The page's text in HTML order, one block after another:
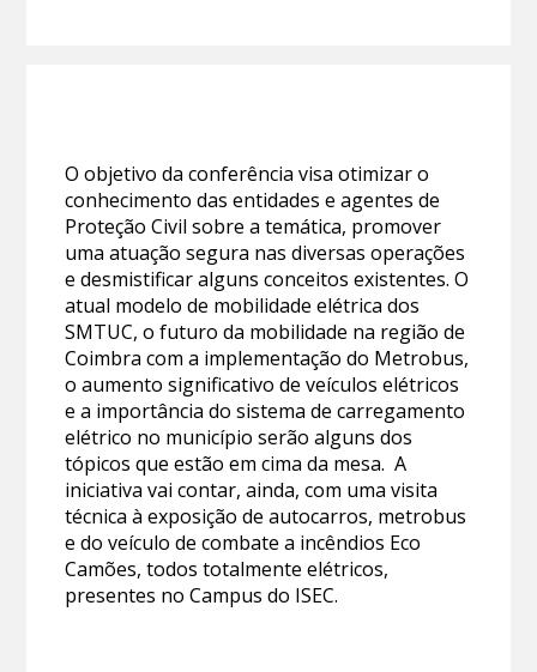
O objetivo da conferência visa otimizar o
conhecimento das entidades e agentes de
Proteção Civil sobre a temática, promover
uma atuação segura nas diversas operações
e desmistificar alguns conceitos existentes. O
atual modelo de mobilidade elétrica dos
SMTUC, o futuro da mobilidade na região de
Coimbra com a implementação do Metrobus,
o aumento significativo de veículos elétricos
e a importância do sistema de carregamento
elétrico no município serão alguns dos
tópicos que estão em cima da mesa. A
iniciativa vai contar, ainda, com uma visita
técnica à exposição de autocarros, metrobus
e do veículo de combate a incêndios Eco
Camões, todos totalmente elétricos,
presentes no Campus do ISEC.